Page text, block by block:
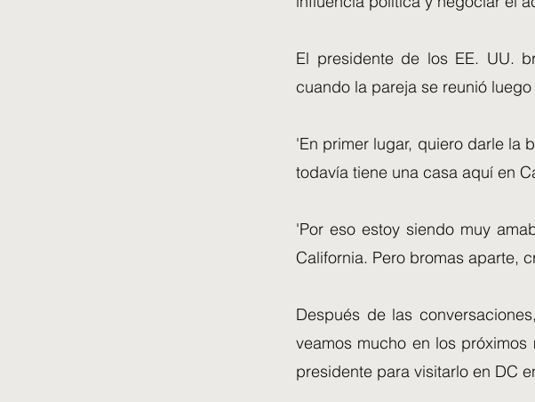
El presidente de los EE. UU.
cuando la pareja se reunió
'En primer lugar, quiero darle la
todavía tiene una casa aquí en
'Por eso estoy siendo muy
California. Pero bromas aparte,
Después de las
veamos mucho en los
presidente para visitarlo en DC